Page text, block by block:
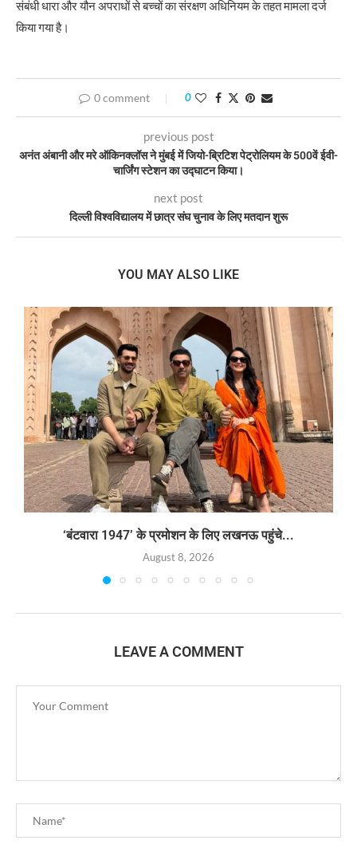
संबंधी धारा और यौन अपराधों से बच्चों का संरक्षण अधिनियम के तहत मामला दर्ज
किया गया है।
0 comment 0
previous post
अनंत अंबानी और मरे ऑकिनक्लॉस ने मुंबई में जियो-ब्रिटिश पेट्रोलियम के 500वें ईवी-
चार्जिंग स्टेशन का उद्घाटन किया।
next post
दिल्ली विश्वविद्यालय में छात्र संघ चुनाव के लिए मतदान शुरू
YOU MAY ALSO LIKE
‘बंटवारा 1947’ के प्रमोशन के लिए लखनऊ पहुंचे...
August 8, 2026
LEAVE A COMMENT